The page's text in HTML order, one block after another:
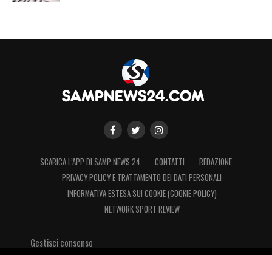
SCARICA L’APP DI SAMP NEWS 24 CONTATTI
REDAZIONE
PRIVACY POLICY E TRATTAMENTO DEI DATI PERSONALI
INFORMATIVA ESTESA SUI COOKIE (COOKIE POLICY)
NETWORK SPORT REVIEW
Gestisci consenso